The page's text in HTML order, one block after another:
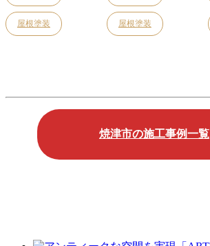
屋根塗装 屋根塗装
焼津市の施工事例一覧